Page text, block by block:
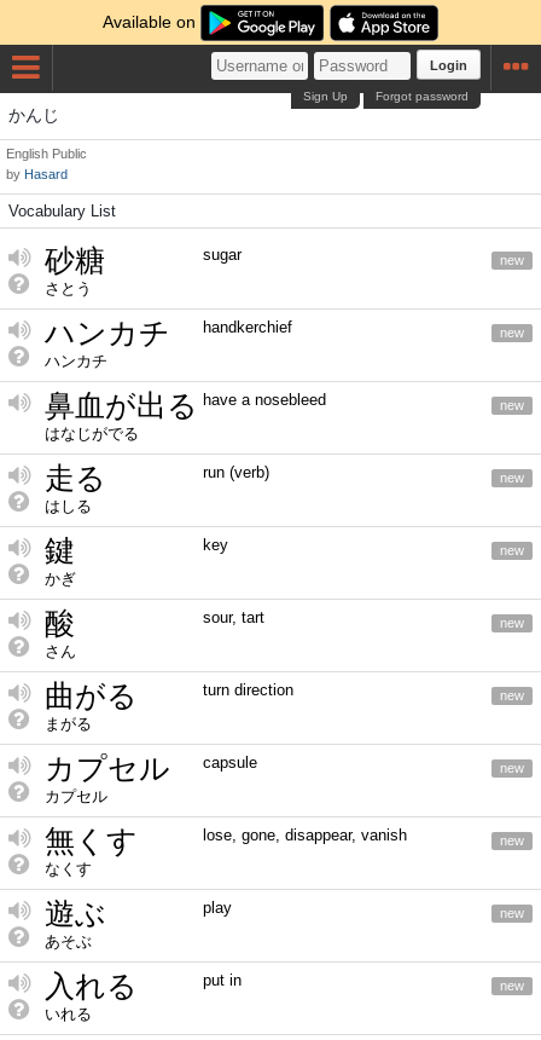
Available on
Login
Forgot password
Sign Up
かんじ
English Public
by Hasard
Vocabulary List
砂糖
さとう
sugar new
ハンカチ
ハンカチ
handkerchief new
鼻血が出る
はなじがでる
have a nosebleed new
走る
はしる
run (verb) new
鍵
かぎ
key new
酸
さん
sour, tart new
曲がる
まがる
turn direction new
カプセル
カプセル
capsule new
無くす
なくす
lose, gone, disappear, vanish new
遊ぶ
あそぶ
play new
入れる
いれる
put in new